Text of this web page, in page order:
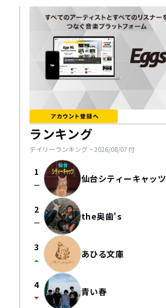
ランキング
デイリーランキング・ 2026/08/07付
1
check_indeterminate_small 仙台シティーキャッツ
2
check_indeterminate_small the奥歯's
3
arrow_drop_up あひる文庫
4
arrow_drop_down 青い春